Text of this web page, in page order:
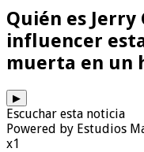
Quién es Jerry
influencer
muerta en un
▶
Escuchar esta noticia
Powered by Estudios
x1